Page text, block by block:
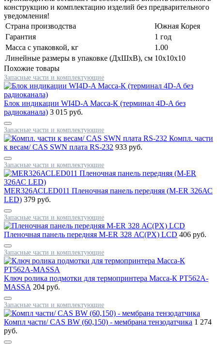
конструкцию и комплектацию изделий без предварительного
уведомления!
Страна производства
Южная Корея
Гарантия
1 год
Масса с упаковкой, кг
1.00
Линейные размеры в упаковке (ДxШxВ), см 10x10x10
Похожие товары
Запасные части и комплектующие
Блок индикации WI4D-A Масса-К (терминал 4D-A без
радиоканала) 3 015 руб.
Запасные части и комплектующие
Компл. части
к весам/ CAS SWN плата RS-232 933 руб.
Запасные части и комплектующие
MER326АСLED011 Пленочная панель передняя (M-ER 326АС
LED) 379 руб.
Запасные части и комплектующие
Пленочная панель передняя M-ER 328 АС(PX) LCD 406 руб.
Запасные части и комплектующие
Ключ ролика подмотки для термопринтера Масса-К РТ562А-
МАSSА 204 руб.
Запасные части и комплектующие
Компл части/ CAS BW (60,150) - мембрана тензодатчика 1 274
руб.